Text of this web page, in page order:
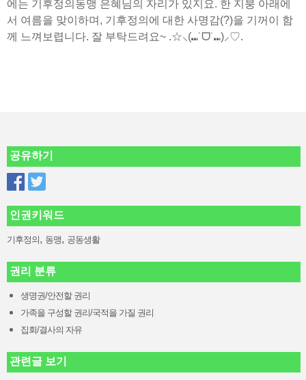
에는 기후정의동맹 은혜님의 자리가 있지요. 한 지붕 아래에
서 여름을 맞이하며, 기후정의에 대한 사명감(?)을 기꺼이 함
께 느껴보렵니다. 잘 부탁드려요~ .☆⸜(⑉˙ᗜ˙⑉)⸝♡.
공유하기
인권키워드
기후정의, 동맹, 공동생활
권리 분류
생명권/안전할 권리
가족을 구성할 권리/국적을 가질 권리
집회/결사의 자유
관련글 보기